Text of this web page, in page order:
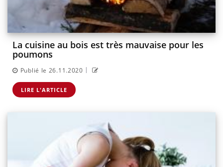
La cuisine au bois est très mauvaise pour les
poumons
Publié le 26.11.2020 |
LIRE L'ARTICLE